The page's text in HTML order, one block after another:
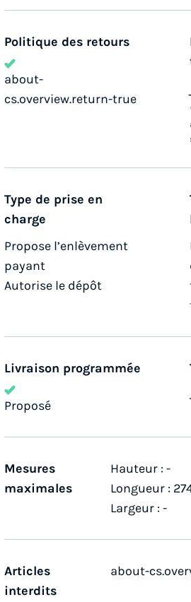
Politique des retours
about-
cs.overview.return-true
Type de prise en
charge
Propose l’enlèvement
payant
Autorise le dépôt
Livraison programmée
Proposé
Mesures
maximales
Hauteur : -
Longueur :
Largeur : -
Articles
interdits
about-